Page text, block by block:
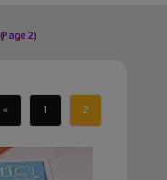
(Page 2)
« 1 2